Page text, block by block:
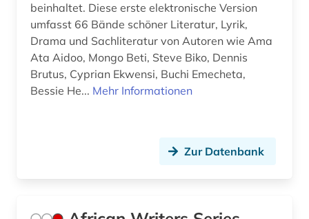
dichtung (1)
didaktik (1)
didaktik der deutschen sprache (1)
digitale editorik (1)
beinhaltet. Diese erste elektronische Version
umfasst 66 Bände schöner Literatur, Lyrik,
Drama und Sachliteratur von Autoren wie Ama
Ata Aidoo, Mongo Beti, Steve Biko, Dennis
Brutus, Cyprian Ekwensi, Buchi Emecheta,
Bessie He... Mehr Informationen
Zur Datenbank